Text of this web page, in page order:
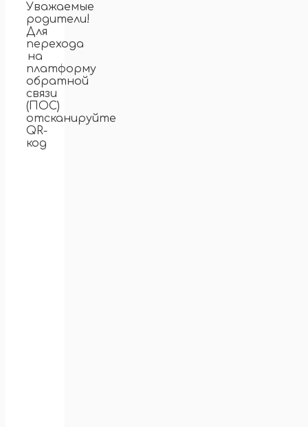
Уважаемые
родители!
Для
перехода
на
платформу
обратной
связи
(ПОС)
отсканируйте
QR-
код